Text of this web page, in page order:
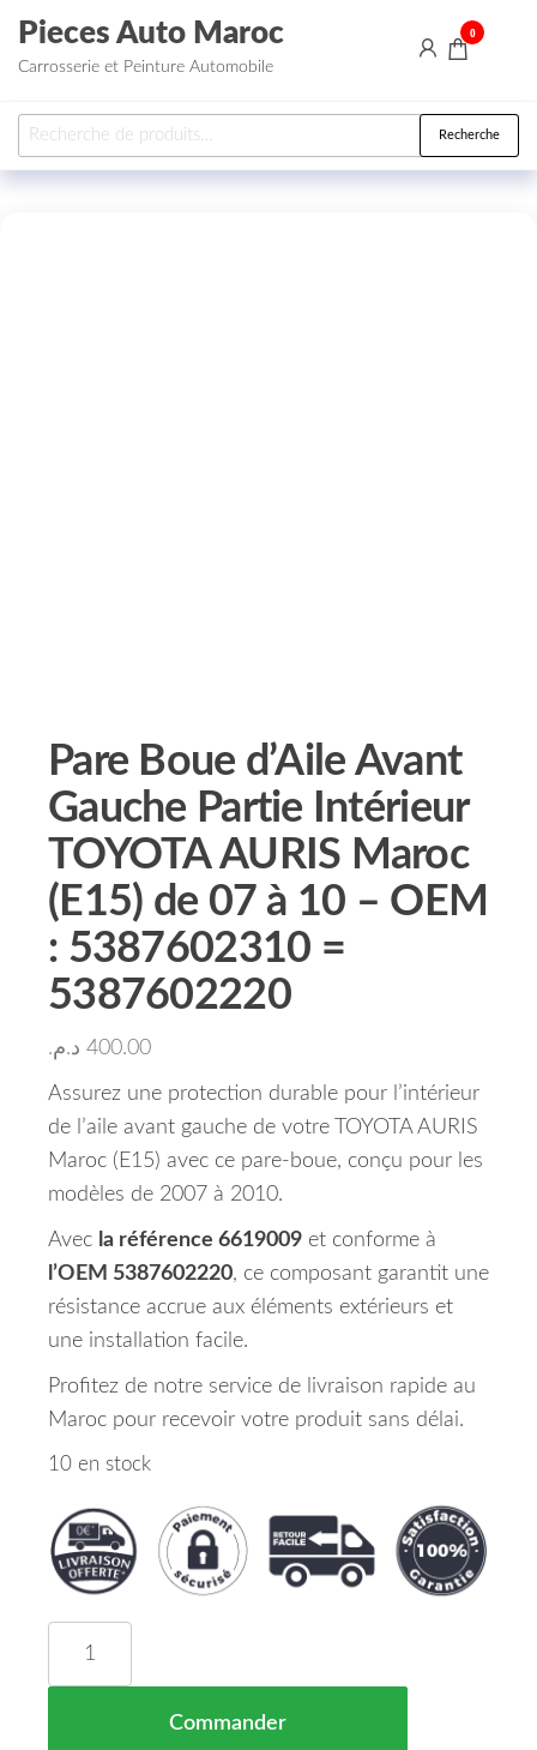
Aller au contenu
Pieces Auto Maroc
Carrosserie et Peinture Automobile
0
Recherche pour : Recherche
Pare Boue d’Aile Avant
Gauche Partie Intérieur
TOYOTA AURIS Maroc
(E15) de 07 à 10 – OEM
: 5387602310 =
5387602220
400.00 د.م.
Assurez une protection durable pour l’intérieur
de l’aile avant gauche de votre TOYOTA AURIS
Maroc (E15) avec ce pare-boue, conçu pour les
modèles de 2007 à 2010.
Avec la référence 6619009 et conforme à
l’OEM 5387602220, ce composant garantit une
résistance accrue aux éléments extérieurs et
une installation facile.
Profitez de notre service de livraison rapide au
Maroc pour recevoir votre produit sans délai.
10 en stock
Commander